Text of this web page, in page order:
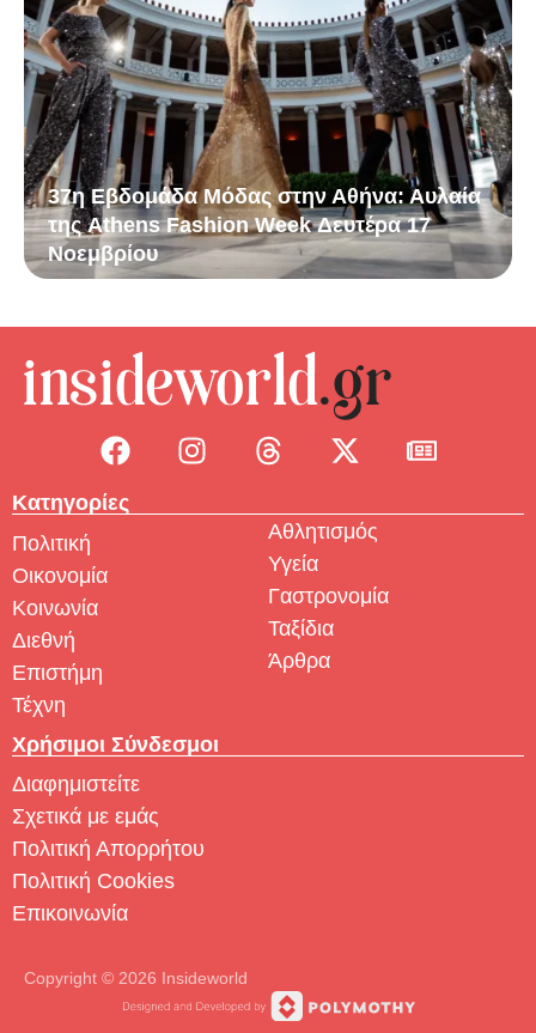
37η Εβδομάδα Μόδας στην Αθήνα: Αυλαία
της Athens Fashion Week Δευτέρα 17
Νοεμβρίου
Κατηγορίες
Πολιτική
Οικονομία
Κοινωνία
Διεθνή
Επιστήμη
Τέχνη
Αθλητισμός
Υγεία
Γαστρονομία
Ταξίδια
Άρθρα
Χρήσιμοι Σύνδεσμοι
Διαφημιστείτε
Σχετικά με εμάς
Πολιτική Απορρήτου
Πολιτική Cookies
Επικοινωνία
Copyright © 2026 Insideworld